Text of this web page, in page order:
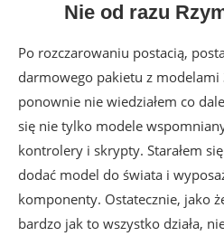
Nie od razu
Po rozczarowaniu postacią,
darmowego pakietu z modelami
ponownie nie wiedziałem co
się nie tylko modele
kontrolery i skrypty. Starałem
dodać model do świata i
komponenty. Ostatecznie, jako
bardzo jak to wszystko działa,